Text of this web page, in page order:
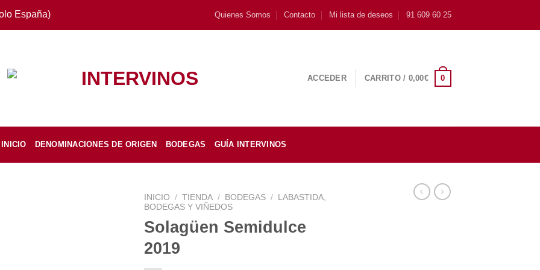
España) Quienes Somos Contacto Mi lista de deseos 91 609 60 25
ACCEDER CARRITO / 0,00€ 0
INICIO DENOMINACIONES DE ORIGEN BODEGAS GUÍA INTERVINOS
INICIO / TIENDA / BODEGAS /
LABASTIDA,
BODEGAS Y VIÑEDOS
Solagüen Semidulce
2019